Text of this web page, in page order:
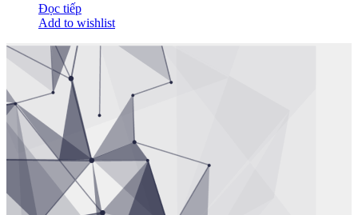
Đọc tiếp
Add to wishlist